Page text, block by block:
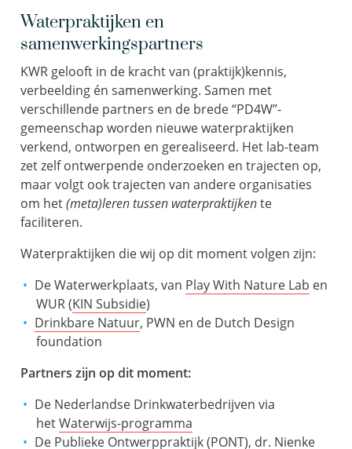
Waterpraktijken en
samenwerkingspartners
KWR gelooft in de kracht van (praktijk)kennis,
verbeelding én samenwerking. Samen met
verschillende partners en de brede “PD4W”-
gemeenschap worden nieuwe waterpraktijken
verkend, ontworpen en gerealiseerd. Het lab-team
zet zelf ontwerpende onderzoeken en trajecten op,
maar volgt ook trajecten van andere organisaties
om het(meta)lerentussen waterpraktijkente
faciliteren.
Waterpraktijken die wij op dit moment volgen zijn:
De Waterwerkplaats, van Play With Nature Lab en
WUR (KIN Subsidie)
Drinkbare Natuur, PWN en de Dutch Design
foundation
Partners zijn op dit moment:
De Nederlandse Drinkwaterbedrijven via
hetWaterwijs-programma
De Publieke Ontwerppraktijk (PONT), dr. Nienke